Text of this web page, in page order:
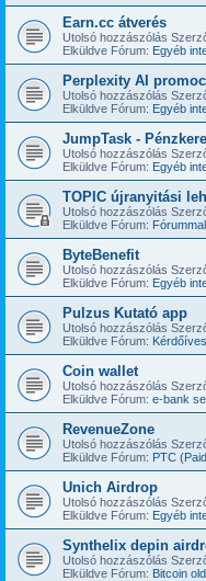
Earn.cc átverés
Utolsó hozzászólás
Elküldve Fórum: Egyéb
Perplexity AI
Utolsó hozzászólás
Elküldve Fórum: Egyéb
JumpTask -
Utolsó hozzászólás
Elküldve Fórum: Egyéb
TOPIC újranyitási
Utolsó hozzászólás
Elküldve Fórum:
ByteBenefit
Utolsó hozzászólás
Elküldve Fórum: Egyéb
Pulzus Kutató app
Utolsó hozzászólás
Elküldve Fórum:
Coin wallet
Utolsó hozzászólás
Elküldve Fórum: e-bank
RevenueZone
Utolsó hozzászólás
Elküldve Fórum: PTC
Unich Airdrop
Utolsó hozzászólás
Elküldve Fórum: Egyéb
Synthelix depin
Utolsó hozzászólás
Elküldve Fórum: Bitcoin